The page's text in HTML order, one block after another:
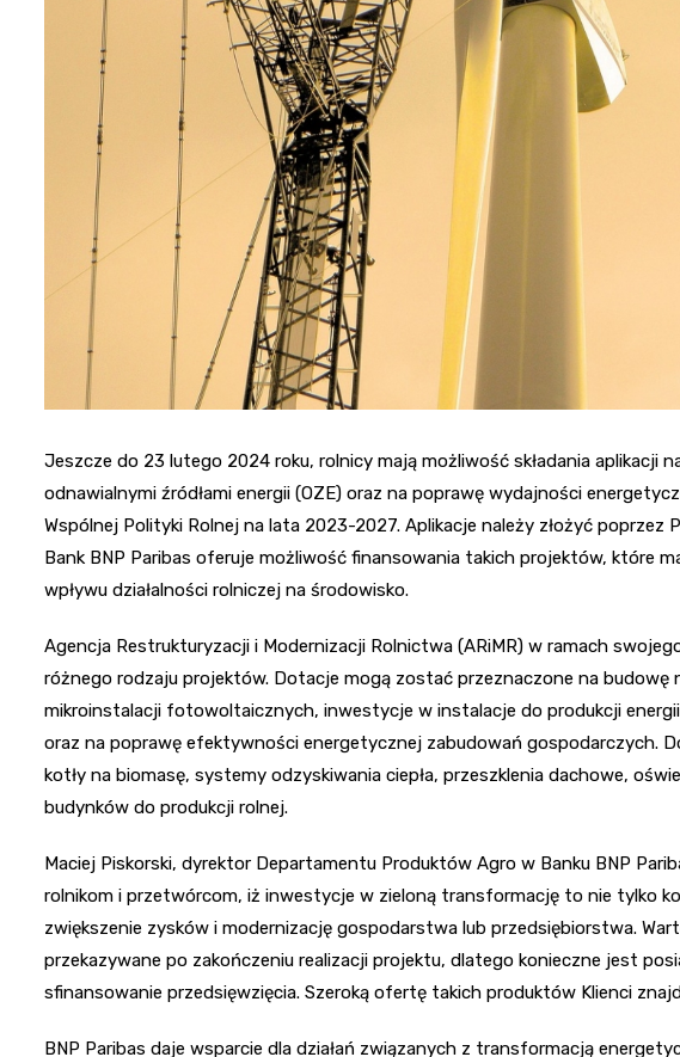
Jeszcze do 23 lutego 2024 roku, rolnicy mają możliwość składania aplikacji
odnawialnymi źródłami energii (OZE) oraz na poprawę wydajności
Wspólnej Polityki Rolnej na lata 2023-2027. Aplikacje należy złożyć poprzez
Bank BNP Paribas oferuje możliwość finansowania takich projektów, które
wpływu działalności rolniczej na środowisko.
Agencja Restrukturyzacji i Modernizacji Rolnictwa (ARiMR) w ramach
różnego rodzaju projektów. Dotacje mogą zostać przeznaczone na budowę
mikroinstalacji fotowoltaicznych, inwestycje w instalacje do produkcji
oraz na poprawę efektywności energetycznej zabudowań gospodarczych.
kotły na biomasę, systemy odzyskiwania ciepła, przeszklenia dachowe,
budynków do produkcji rolnej.
Maciej Piskorski, dyrektor Departamentu Produktów Agro w Banku BNP
rolnikom i przetwórcom, iż inwestycje w zieloną transformację to nie tylko
zwiększenie zysków i modernizację gospodarstwa lub przedsiębiorstwa.
przekazywane po zakończeniu realizacji projektu, dlatego konieczne jest
sfinansowanie przedsięwzięcia. Szeroką ofertę takich produktów Klienci
BNP Paribas daje wsparcie dla działań związanych z transformacją